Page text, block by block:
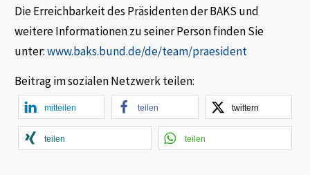
Die Erreichbarkeit des Präsidenten der BAKS und
weitere Informationen zu seiner Person finden Sie
unter:www.baks.bund.de/de/team/praesident
Beitrag im sozialen Netzwerk teilen:
mitteilen teilen twittern
teilen teilen